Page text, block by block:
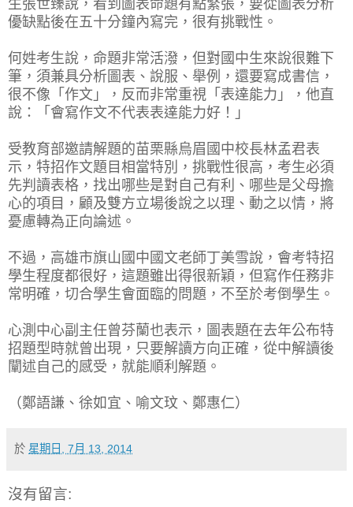
生張世臻說，看到圖表命題有點緊張，要從圖表分析
優缺點後在五十分鐘內寫完，很有挑戰性。
何姓考生說，命題非常活潑，但對國中生來說很難下
筆，須兼具分析圖表、說服、舉例，還要寫成書信，
很不像「作文」，反而非常重視「表達能力」，他直
說：「會寫作文不代表表達能力好！」
受教育部邀請解題的苗栗縣烏眉國中校長林孟君表
示，特招作文題目相當特別，挑戰性很高，考生必須
先判讀表格，找出哪些是對自己有利、哪些是父母擔
心的項目，顧及雙方立場後說之以理、動之以情，將
憂慮轉為正向論述。
不過，高雄市旗山國中國文老師丁美雪說，會考特招
學生程度都很好，這題雖出得很新穎，但寫作任務非
常明確，切合學生會面臨的問題，不至於考倒學生。
心測中心副主任曾芬蘭也表示，圖表題在去年公布特
招題型時就曾出現，只要解讀方向正確，從中解讀後
闡述自己的感受，就能順利解題。
（鄭語謙、徐如宜、喻文玟、鄭惠仁）
於 星期日, 7月 13, 2014
沒有留言: